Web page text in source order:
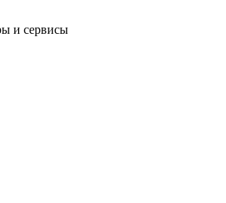
и сервисы